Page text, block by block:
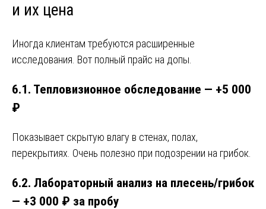
и их цена
Иногда клиентам требуются расширенные
исследования. Вот полный прайс на допы.
6.1. Тепловизионное обследование — +5 000
₽
Показывает скрытую влагу в стенах, полах,
перекрытиях. Очень полезно при подозрении на грибок.
6.2. Лабораторный анализ на плесень/грибок
— +3 000 ₽ за пробу